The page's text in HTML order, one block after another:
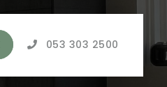
053 303 2500